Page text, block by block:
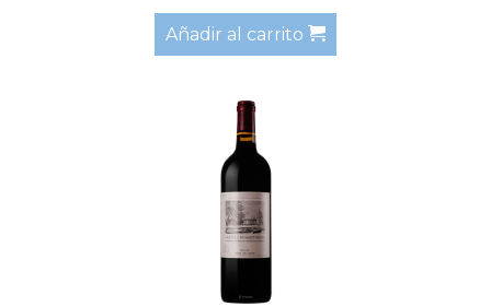
Añadir al carrito